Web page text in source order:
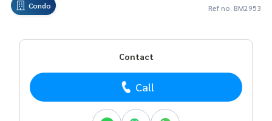
Condo Ref no. BM2953
Contact
Call